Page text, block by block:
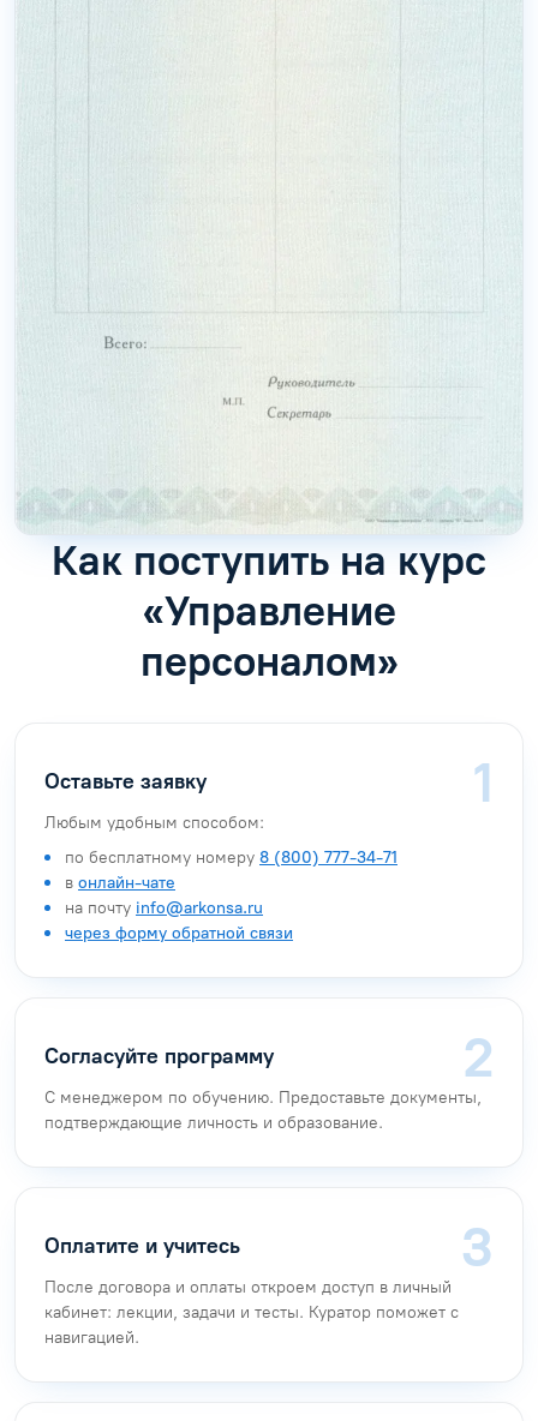
Как поступить на курс
«Управление
персоналом»
Оставьте заявку
Любым удобным способом:
по бесплатному номеру 8 (800) 777-34-71
в онлайн-чате
на почту info@arkonsa.ru
через форму обратной связи
Согласуйте программу
С менеджером по обучению. Предоставьте документы,
подтверждающие личность и образование.
Оплатите и учитесь
После договора и оплаты откроем доступ в личный
кабинет: лекции, задачи и тесты. Куратор поможет с
навигацией.